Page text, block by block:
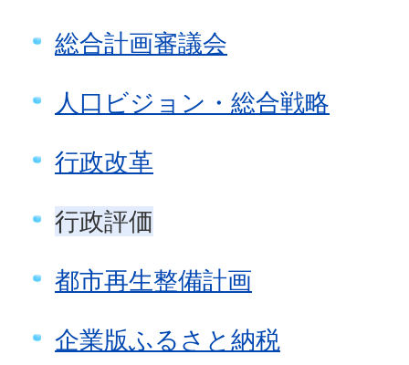
総合計画審議会
人口ビジョン・総合戦略
行政改革
行政評価
都市再生整備計画
企業版ふるさと納税